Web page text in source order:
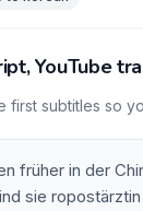
YouTube
first subtitles so
früher in der
sie